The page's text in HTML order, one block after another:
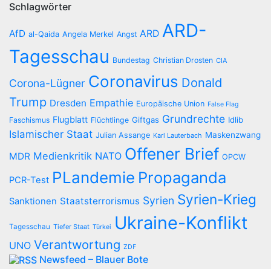
Schlagwörter
AfD al-Qaida Angela Merkel Angst ARD ARD-
Tagesschau Bundestag Christian Drosten CIA
Corona-Lügner Coronavirus Donald
Trump Dresden Empathie Europäische Union False Flag
Faschismus Flugblatt Flüchtlinge Giftgas Grundrechte Idlib
Islamischer Staat Julian Assange Karl Lauterbach Maskenzwang
MDR Medienkritik NATO Offener Brief OPCW
PCR-Test PLandemie Propaganda
Sanktionen Staatsterrorismus Syrien Syrien-Krieg
Tagesschau Tiefer Staat Türkei Ukraine-Konflikt
UNO Verantwortung ZDF
Newsfeed – Blauer Bote